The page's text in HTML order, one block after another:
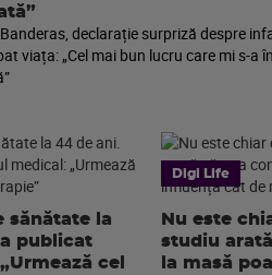
declarație surpriză despre
viața: „Cel mai bun lucru care mi s-a
sănătate la
publicat
cel
Digi Life
Nu este
studiu
la masă